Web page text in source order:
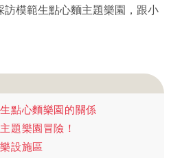
模範生點心麵主題樂園，跟小
點心麵樂園的關係
題樂園冒險！
設施區